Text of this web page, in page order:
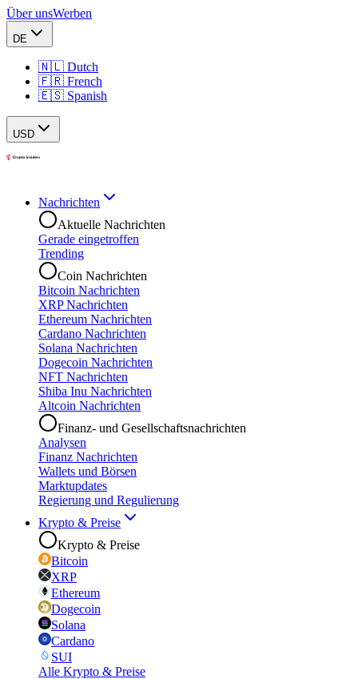
Über unsWerben
DE
🇳🇱 Dutch
🇫🇷 French
🇪🇸 Spanish
USD
Nachrichten
Aktuelle Nachrichten
Gerade eingetroffen
Trending
Coin Nachrichten
Bitcoin Nachrichten
XRP Nachrichten
Ethereum Nachrichten
Cardano Nachrichten
Solana Nachrichten
Dogecoin Nachrichten
NFT Nachrichten
Shiba Inu Nachrichten
Altcoin Nachrichten
Finanz- und Gesellschaftsnachrichten
Analysen
Finanz Nachrichten
Wallets und Börsen
Marktupdates
Regierung und Regulierung
Krypto & Preise
Krypto & Preise
Bitcoin
XRP
Ethereum
Dogecoin
Solana
Cardano
SUI
Alle Krypto & Preise